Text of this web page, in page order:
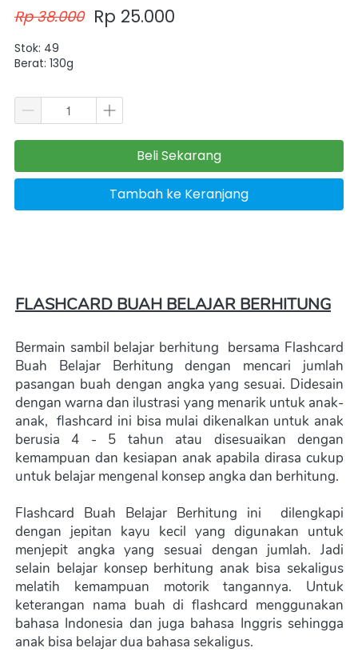
Rp 38.000 Rp 25.000
Stok: 49
Berat: 130g
`Beli Sekarang
`Tambah ke Keranjang
FLASHCARD BUAH BELAJAR BERHITUNG
Bermain sambil belajar berhitung  bersama Flashcard
Buah Belajar Berhitung dengan mencari jumlah
pasangan buah dengan angka yang sesuai. Didesain
dengan warna dan ilustrasi yang menarik untuk anak-
anak,  flashcard ini bisa mulai dikenalkan untuk anak
berusia 4 - 5 tahun atau disesuaikan dengan
kemampuan dan kesiapan anak apabila dirasa cukup
untuk belajar mengenal konsep angka dan berhitung.
Flashcard Buah Belajar Berhitung ini  dilengkapi
dengan jepitan kayu kecil yang digunakan untuk
menjepit angka yang sesuai dengan jumlah. Jadi
selain belajar konsep berhitung anak bisa sekaligus
melatih kemampuan motorik tangannya. Untuk
keterangan nama buah di flashcard menggunakan
bahasa Indonesia dan juga bahasa Inggris sehingga
anak bisa belajar dua bahasa sekaligus.